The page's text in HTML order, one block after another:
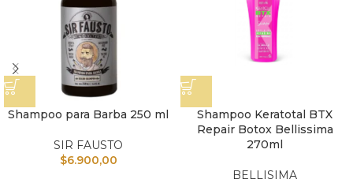
Shampoo para Barba 250 ml
SIR FAUSTO
$6.900,00
Shampoo Keratotal BTX
Repair Botox Bellissima
270ml
BELLISIMA